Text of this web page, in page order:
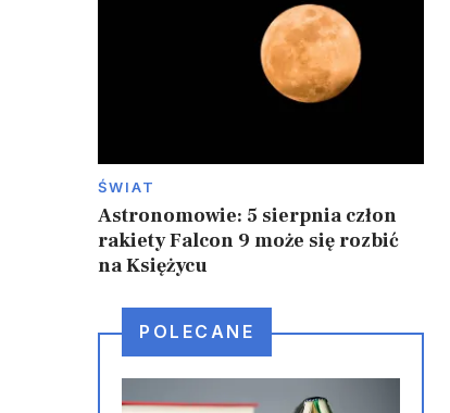
ŚWIAT
Astronomowie: 5 sierpnia człon
rakiety Falcon 9 może się rozbić
na Księżycu
POLECANE